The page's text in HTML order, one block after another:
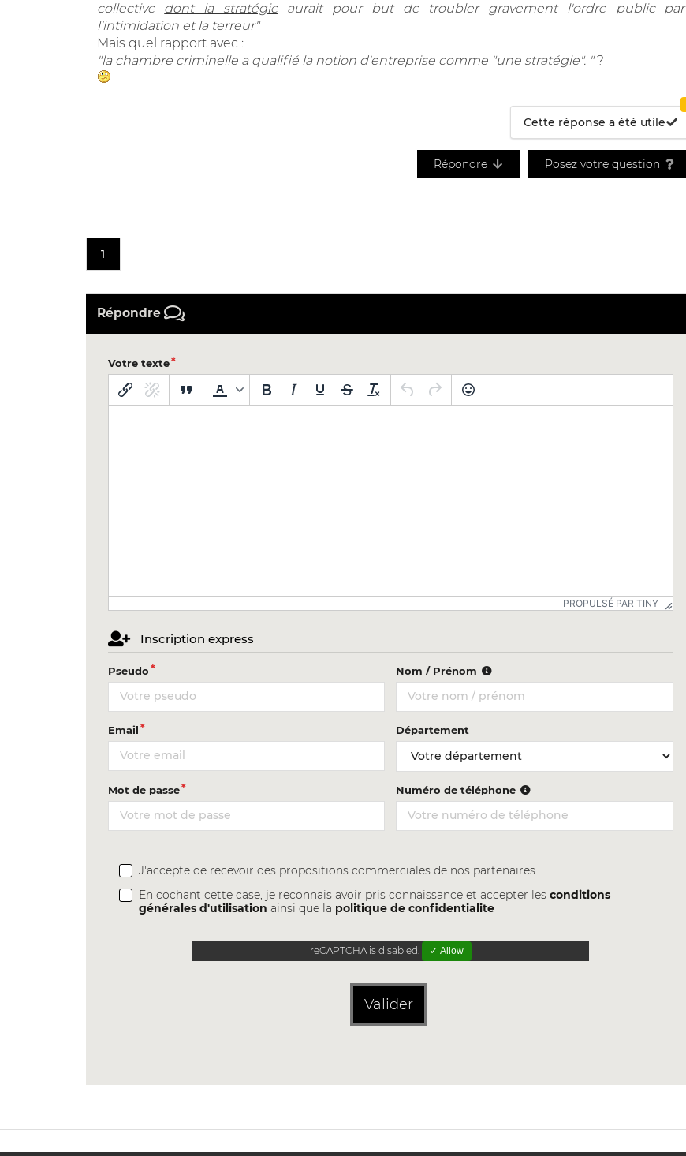
collective dont la stratégieaurait pour but de troubler gravement l'ordre public par
l'intimidation et la terreur"
Mais quel rapport avec :
"la chambre criminelle a qualifié la notion d'entreprise comme "une stratégie". "?
Cette réponse a été utile
Répondre Posez votre question
1
Répondre
Votre texte
PROPULSÉ PAR TINY
Inscription express
Pseudo Nom / Prénom
Email Département
Mot de passe Numéro de téléphone
J'accepte de recevoir des propositions commerciales de nos partenaires
En cochant cette case, je reconnais avoir pris connaissance et accepter lesconditions
générales d'utilisation ainsi que la politique de confidentialite
reCAPTCHA is disabled. ✓ Allow
Valider